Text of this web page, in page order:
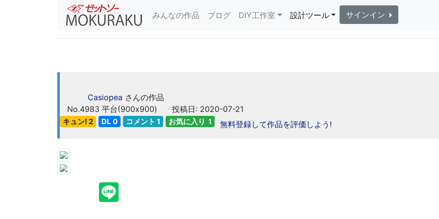
みんなの作品 ブログ DIY工作室 設計ツール サインイン
Casiopea さんの作品
No.4983 平台(900x900) 投稿日: 2020-07-21
キュン! 2 DL 0 コメント 1 お気に入り 1 無料登録して作品を評価しよう!